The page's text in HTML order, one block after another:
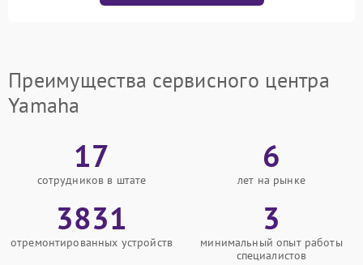
Преимущества сервисного центра
Yamaha
17
сотрудников в штате
6
лет на рынке
3831
отремонтированных устройств
3
минимальный опыт работы
специалистов